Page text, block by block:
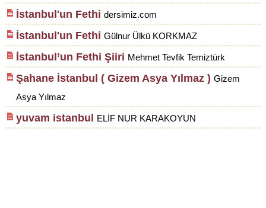
İstanbul'un Fethi dersimiz.com
İstanbul'un Fethi Gülnur Ülkü KORKMAZ
İstanbul’un Fethi Şiiri Mehmet Tevfik Temiztürk
Şahane İstanbul ( Gizem Asya Yılmaz ) Gizem
Asya Yılmaz
yuvam istanbul ELİF NUR KARAKOYUN